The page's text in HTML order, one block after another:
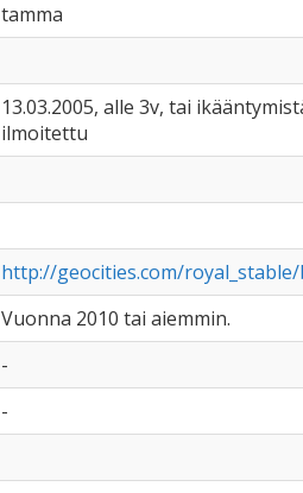
tamma
13.03.2005, alle 3v, tai
ilmoitettu
http://geocities.com/
Vuonna 2010 tai aiemmin.
-
-